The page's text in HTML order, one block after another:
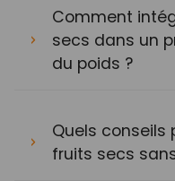
Comment
secs dans un
du poids ?
Quels conseils
fruits secs